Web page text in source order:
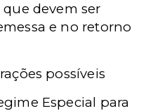
que devem ser
e no retorno
possíveis
Especial para